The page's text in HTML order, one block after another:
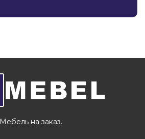
Мебель на заказ.